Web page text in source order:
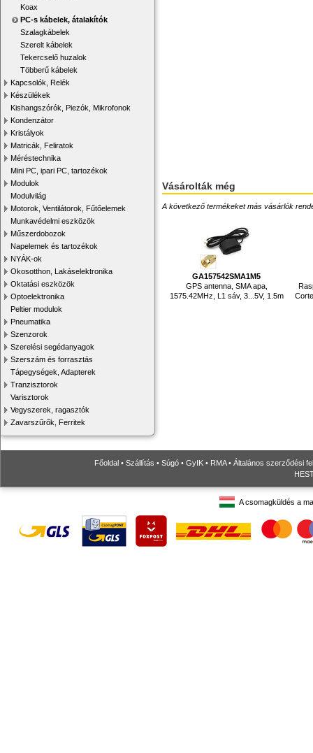
Koax
PC-s kábelek, átalakítók
Szalagkábelek
Szerelt kábelek
Tekercselő huzalok
Többerű kábelek
Kapcsolók, Relék
Készülékek
Kishangszórók, Piezók, Mikrofonok
Kondenzátor
Kristályok
Matricák, Feliratok
Méréstechnika
Mini PC, ipari PC, tartozékok
Modulok
Modulvilág
Motorok, Ventilátorok, Fűtőelemek
Munkavédelmi eszközök
Műszerdobozok
Napelemek és tartozékok
NYÁK-ok
Okosotthon, Lakáselektronika
Oktatási eszközök
Optoelektronika
Peltier modulok
Pneumatika
Szenzorok
Szerelési segédanyagok
Szerszám és forrasztás
Tápegységek, Adapterek
Tranzisztorok
Varisztorok
Vegyszerek, ragasztók
Zavarszűrők, Ferritek
Vásárolták még
A következő termékeket más vásárlók
GA157542SMA1M5
GPS antenna, SMA apa,
1575.42MHz, L1 sáv, 3...5V, 1.5m
Főoldal • Szállítás • Súgó • GyIK • RMA• Általános szerződési
A csomagküldés a